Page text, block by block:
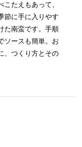
たえもあって、
節に手に入りやす
た南蛮です。手順
ソースも簡単。お
、つくり方とその